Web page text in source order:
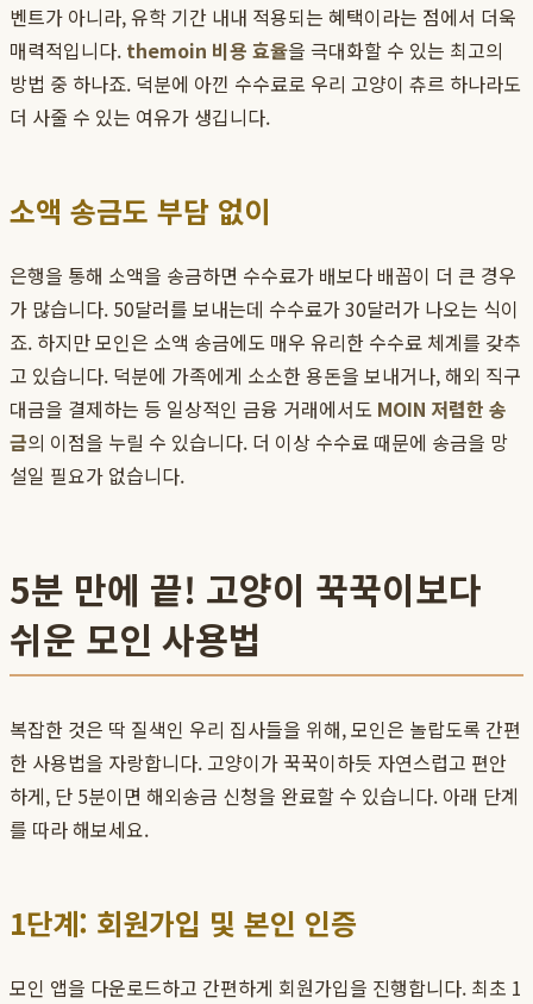
벤트가 아니라, 유학 기간 내내 적용되는 혜택이라는 점에서 더욱
매력적입니다. themoin 비용 효율을 극대화할 수 있는 최고의
방법 중 하나죠. 덕분에 아낀 수수료로 우리 고양이 츄르 하나라도
더 사줄 수 있는 여유가 생깁니다.
소액 송금도 부담 없이
은행을 통해 소액을 송금하면 수수료가 배보다 배꼽이 더 큰 경우
가 많습니다. 50달러를 보내는데 수수료가 30달러가 나오는 식이
죠. 하지만 모인은 소액 송금에도 매우 유리한 수수료 체계를 갖추
고 있습니다. 덕분에 가족에게 소소한 용돈을 보내거나, 해외 직구
대금을 결제하는 등 일상적인 금융 거래에서도 MOIN 저렴한 송
금의 이점을 누릴 수 있습니다. 더 이상 수수료 때문에 송금을 망
설일 필요가 없습니다.
5분 만에 끝! 고양이 꾹꾹이보다
쉬운 모인 사용법
복잡한 것은 딱 질색인 우리 집사들을 위해, 모인은 놀랍도록 간편
한 사용법을 자랑합니다. 고양이가 꾹꾹이하듯 자연스럽고 편안
하게, 단 5분이면 해외송금 신청을 완료할 수 있습니다. 아래 단계
를 따라 해보세요.
1단계: 회원가입 및 본인 인증
모인 앱을 다운로드하고 간편하게 회원가입을 진행합니다. 최초 1